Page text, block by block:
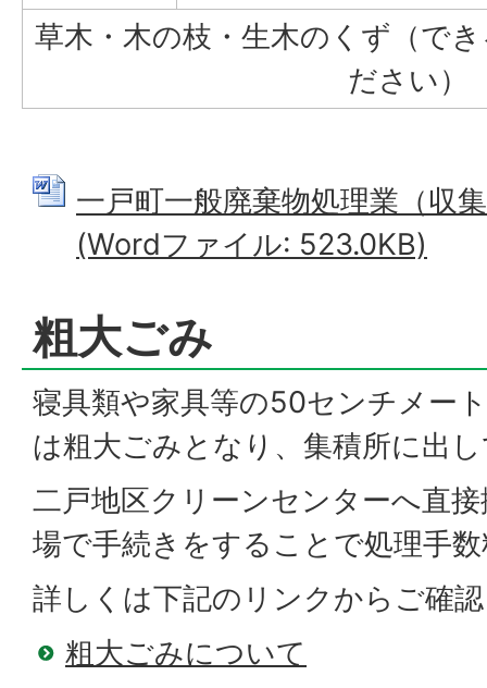
草木・木の枝・生木のくず（で
ださい）
一戸町一般廃棄物処理業（収
(Wordファイル: 523.0KB)
粗大ごみ
寝具類や家具等の50センチメー
は粗大ごみとなり、集積所に出
二戸地区クリーンセンターへ直
場で手続きをすることで処理手
詳しくは下記のリンクからご確
粗大ごみについて